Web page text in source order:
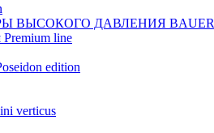
ВЫСОКОГО ДАВЛЕНИЯ BAUER
line
edition
verticus